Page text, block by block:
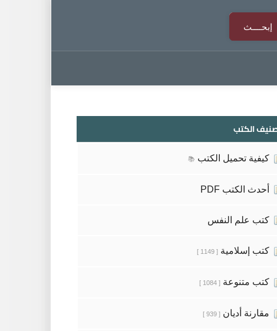
الكتب
كيفية تحميل الكتب 📚
أحدث الكتب PDF
كتب علم النفس
كتب إسلامية [ 1149 ]
كتب متنوعة [ 1084 ]
مقارنة أديان [ 939 ]